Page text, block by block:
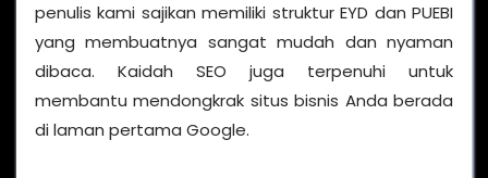
penulis kami sajikan memiliki struktur EYD dan PUEBI
yang membuatnya sangat mudah dan nyaman
dibaca. Kaidah SEO juga terpenuhi untuk
membantu mendongkrak situs bisnis Anda berada
di laman pertama Google.